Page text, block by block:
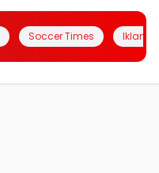
Soccer Times Iklanin